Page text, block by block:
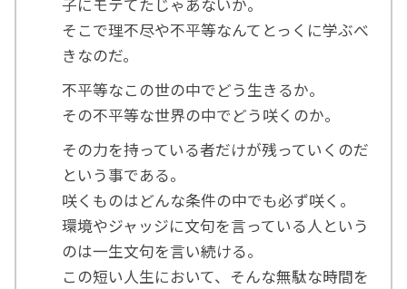
子にモテてたじゃあないか。
そこで理不尽や不平等なんてとっくに学ぶべ
きなのだ。
不平等なこの世の中でどう生きるか。
その不平等な世界の中でどう咲くのか。
その力を持っている者だけが残っていくのだ
という事である。
咲くものはどんな条件の中でも必ず咲く。
環境やジャッジに文句を言っている人という
のは一生文句を言い続ける。
この短い人生において、そんな無駄な時間を